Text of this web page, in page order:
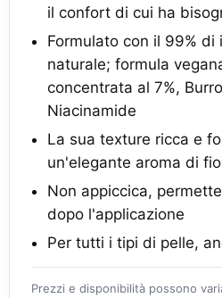
il confort di cui ha
Formulato con il 99%
naturale; formula
concentrata al 7%,
Niacinamide
La sua texture ricca e
un'elegante aroma di
Non appiccica,
dopo l'applicazione
Per tutti i tipi di pelle,
Prezzi e disponibilità possono